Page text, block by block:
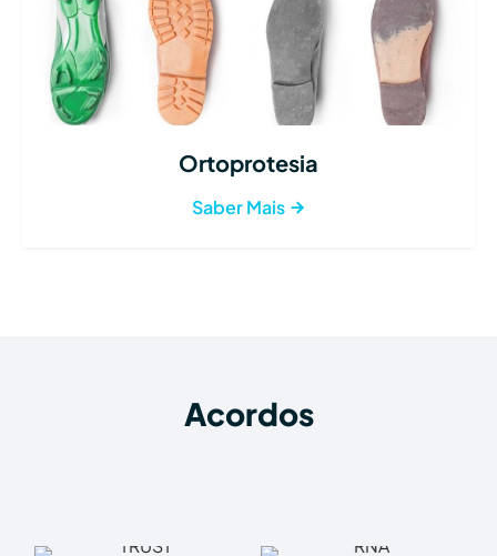
Ortoprotesia
Saber Mais
Acordos